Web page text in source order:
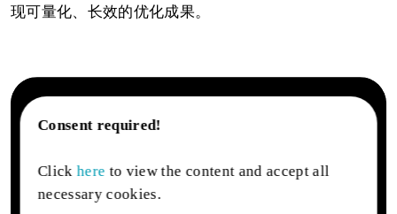
现可量化、长效的优化成果。
Consent required!
Clickhere to view the content and accept all
necessary cookies.